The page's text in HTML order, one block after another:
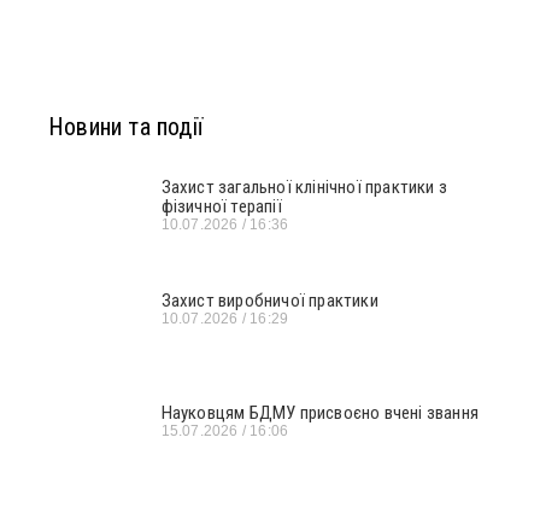
Новини та події
Захист загальної клінічної практики з
фізичної терапії
10.07.2026 16:36
Захист виробничої практики
10.07.2026 16:29
Науковцям БДМУ присвоєно вчені звання
15.07.2026 16:06